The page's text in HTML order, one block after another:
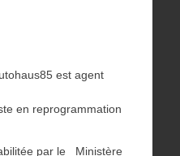
est agent
en reprogrammation
par le Ministère